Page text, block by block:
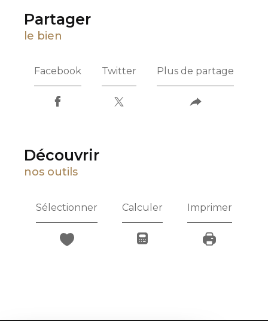
partager
le bien
Facebook Twitter Plus de partage
découvrir
nos outils
Sélectionner Calculer Imprimer